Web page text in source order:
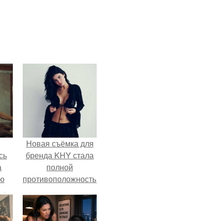
Новая съёмка для
бренда KHY стала
полной
противоположностью
кайли
ассоциировалась